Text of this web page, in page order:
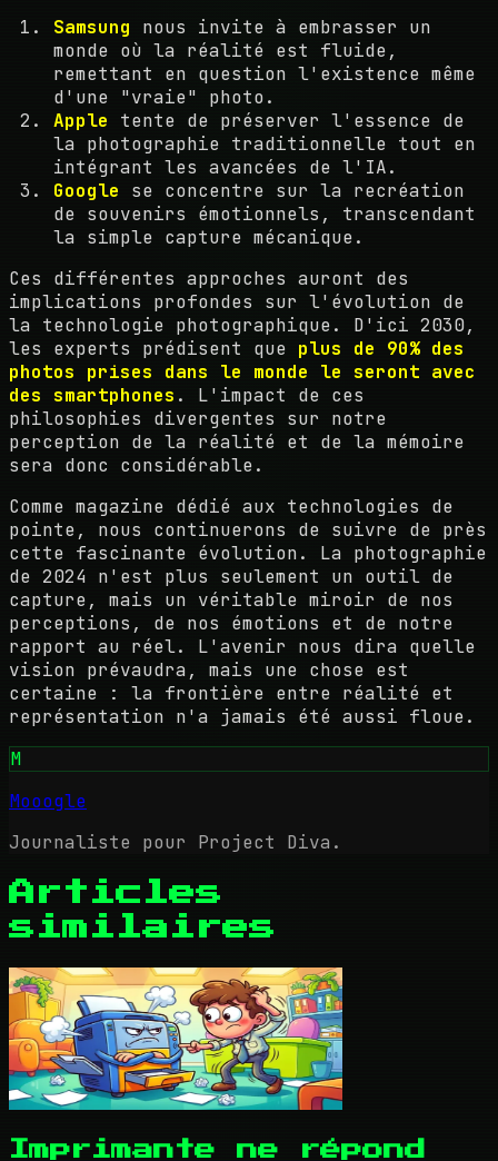
Samsung nous invite à embrasser un
monde où la réalité est fluide,
remettant en question l'existence même
d'une "vraie" photo.
Apple tente de préserver l'essence de
la photographie traditionnelle tout en
intégrant les avancées de l'IA.
Google se concentre sur la recréation
de souvenirs émotionnels, transcendant
la simple capture mécanique.
Ces différentes approches auront des
implications profondes sur l'évolution de
la technologie photographique. D'ici 2030,
les experts prédisent que plus de 90% des
photos prises dans le monde le seront avec
des smartphones . L'impact de ces
philosophies divergentes sur notre
perception de la réalité et de la mémoire
sera donc considérable.
Comme magazine dédié aux technologies de
pointe, nous continuerons de suivre de près
cette fascinante évolution. La photographie
de 2024 n'est plus seulement un outil de
capture, mais un véritable miroir de nos
perceptions, de nos émotions et de notre
rapport au réel. L'avenir nous dira quelle
vision prévaudra, mais une chose est
certaine : la frontière entre réalité et
représentation n'a jamais été aussi floue.
M
Mooogle
Journaliste pour Project Diva.
Articles
similaires
Imprimante ne répond